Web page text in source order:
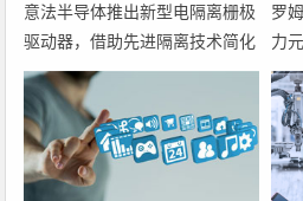
意法半导体推出新型电隔离栅极
驱动器，借助先进隔离技术简化
电源设计
罗
力
暨